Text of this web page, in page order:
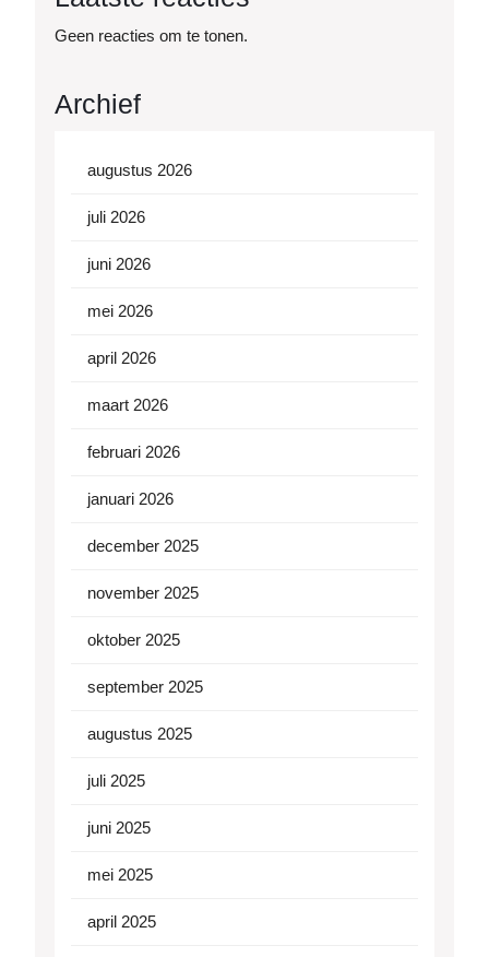
Geen reacties om te tonen.
Archief
augustus 2026
juli 2026
juni 2026
mei 2026
april 2026
maart 2026
februari 2026
januari 2026
december 2025
november 2025
oktober 2025
september 2025
augustus 2025
juli 2025
juni 2025
mei 2025
april 2025